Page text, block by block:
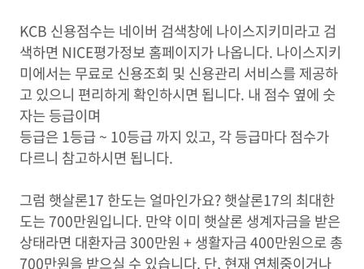
KCB 신용점수는 네이버 검색창에 나이스지키미라고 검
색하면 NICE평가정보 홈페이지가 나옵니다. 나이스지키
미에서는 무료로 신용조회 및 신용관리 서비스를 제공하
고 있으니 편리하게 확인하시면 됩니다. 내 점수 옆에 숫
자는 등급이며
등급은 1등급 ~ 10등급 까지 있고, 각 등급마다 점수가
다르니 참고하시면 됩니다.
그럼 햇살론17 한도는 얼마인가요? 햇살론17의 최대한
도는 700만원입니다. 만약 이미 햇살론 생계자금을 받은
상태라면 대환자금 300만원 + 생활자금 400만원으로 총
700만원을 받으실 수 있습니다. 단, 현재 연체중이거나